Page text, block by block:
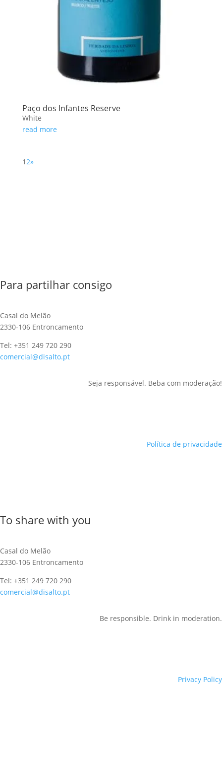
Paço dos Infantes Reserve
White
read more
1 2»
Para partilhar consigo
Casal do Melão
2330-106 Entroncamento
Tel: +351 249 720 290
comercial@disalto.pt
Seja responsável. Beba com moderação!
Política de privacidade
To share with you
Casal do Melão
2330-106 Entroncamento
Tel: +351 249 720 290
comercial@disalto.pt
Be responsible. Drink in moderation.
Privacy Policy